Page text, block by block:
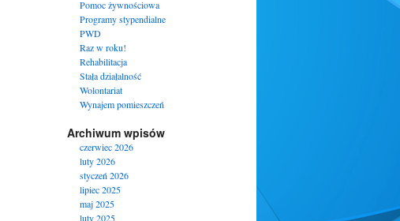
Pomoc żywnościowa
Programy stypendialne
PWD
Raz w roku!
Rehabilitacja
Stała działalność
Wolontariat
Wynajem pomieszczeń
Archiwum wpisów
czerwiec 2026
luty 2026
styczeń 2026
lipiec 2025
maj 2025
luty 2025